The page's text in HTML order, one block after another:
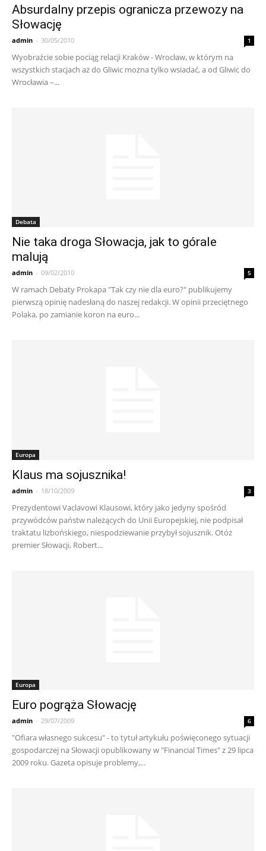
Absurdalny przepis ogranicza przewozy na
Słowację
admin - 30/05/2010 1
Wyobraźcie sobie pociąg relacji Kraków - Wrocław, w którym na
wszystkich stacjach aż do Gliwic można tylko wsiadać, a od Gliwic do
Wrocławia –...
Debata
Nie taka droga Słowacja, jak to górale
malują
admin - 09/02/2010 5
W ramach Debaty Prokapa "Tak czy nie dla euro?" publikujemy
pierwszą opinię nadesłaną do naszej redakcji. W opinii przeciętnego
Polaka, po zamianie koron na euro...
Europa
Klaus ma sojusznika!
admin - 18/10/2009 3
Prezydentowi Vaclavowi Klausowi, który jako jedyny spośród
przywódców państw należących do Unii Europejskiej, nie podpisał
traktatu lizbońskiego, niespodziewanie przybył sojusznik. Otóż
premier Słowacji, Robert...
Europa
Euro pogrąża Słowację
admin - 29/07/2009 6
"Ofiara własnego sukcesu" - to tytuł artykułu poświęconego sytuacji
gospodarczej na Słowacji opublikowany w "Financial Times" z 29 lipca
2009 roku. Gazeta opisuje problemy,...